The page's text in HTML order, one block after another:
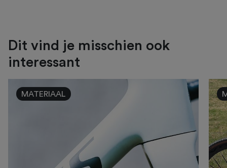
Dit vind je misschien ook
interessant
MATERIAAL